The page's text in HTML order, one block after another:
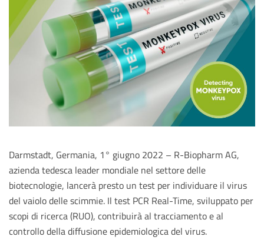
Darmstadt, Germania, 1° giugno 2022 – R-Biopharm AG,
azienda tedesca leader mondiale nel settore delle
biotecnologie, lancerà presto un test per individuare il virus
del vaiolo delle scimmie. Il test PCR Real-Time, sviluppato per
scopi di ricerca (RUO), contribuirà al tracciamento e al
controllo della diffusione epidemiologica del virus.